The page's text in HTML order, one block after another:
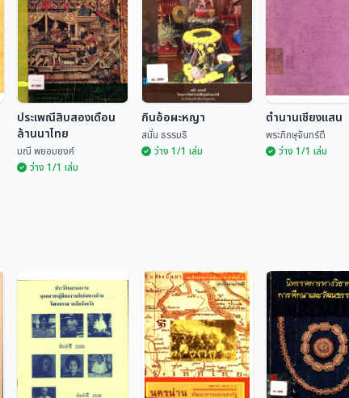
ประเพณีสิบสองเดือน
ล้านนาไทย
มณี พยอมยงค์
ว่าง 1/1 เล่ม
กินอ้อผะหญา
สนั่น ธรรมธิ
ว่าง 1/1 เล่ม
ตำนานเชียงแสน
พระภิกษุจันทร์ดี
ว่าง 1/1 เล่ม